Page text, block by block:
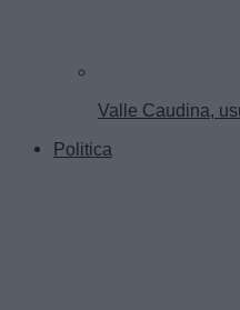
Valle Caudina,
Politica